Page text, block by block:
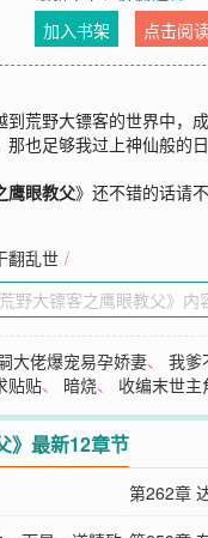
加入书架
点击阅
荒野大镖客的世界中，
那也足够我过上神仙般的
鹰眼教父》还不错的话请
翻乱世 /
大佬爆宠易孕娇妻、我爹
贴贴、 暗烧、 收编末世
》最新12章节
第262章